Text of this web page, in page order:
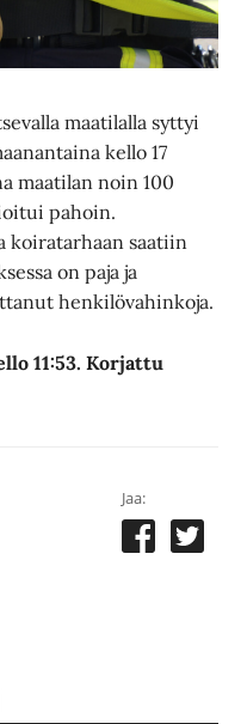
maatilalla syttyi
kello 17
maatilan noin 100
pahoin.
koiratarhaan saatiin
on paja ja
henkilövahinkoja.
11:53. Korjattu
Jaa: